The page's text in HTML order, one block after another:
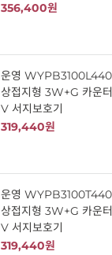
356,400원
운영
상접지형 3W+G 카운
V 서지보호기
319,440원
운영
상접지형 3W+G 카운
V 서지보호기
319,440원